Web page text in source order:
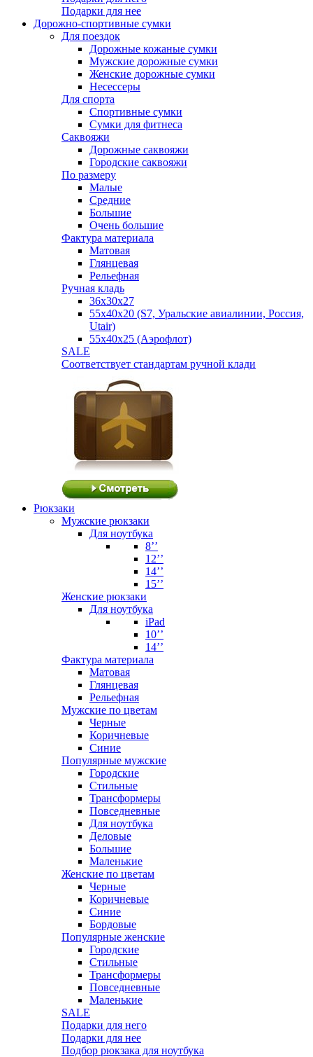
Подарки для нее
Дорожно-спортивные сумки
Для поездок
Дорожные кожаные сумки
Мужские дорожные сумки
Женские дорожные сумки
Несессеры
Для спорта
Спортивные сумки
Сумки для фитнеса
Саквояжи
Дорожные саквояжи
Городские саквояжи
По размеру
Малые
Средние
Большие
Очень большие
Фактура материала
Матовая
Глянцевая
Рельефная
Ручная кладь
36х30x27
55х40х20 (S7, Уральские авиалинии, Россия,
Utair)
55х40х25 (Аэрофлот)
SALE
Соответствует стандартам ручной клади
Рюкзаки
Мужские рюкзаки
Для ноутбука
8’’
12’’
14’’
15’’
Женские рюкзаки
Для ноутбука
iPad
10’’
14’’
Фактура материала
Матовая
Глянцевая
Рельефная
Мужские по цветам
Черные
Коричневые
Синие
Популярные мужские
Городские
Стильные
Трансформеры
Повседневные
Для ноутбука
Деловые
Большие
Маленькие
Женские по цветам
Черные
Коричневые
Синие
Бордовые
Популярные женские
Городские
Стильные
Трансформеры
Повседневные
Маленькие
SALE
Подарки для него
Подарки для нее
Подбор рюкзака для ноутбука